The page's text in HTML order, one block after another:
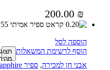
200.00 ₪
הוספה לסל
הוסף לרשימת המשאלות
אבני חן למכירה, ספיר Sapphire